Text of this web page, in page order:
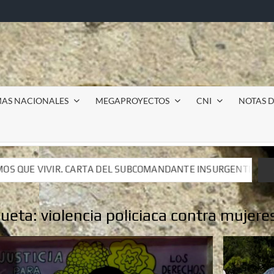
NACIONALES MEGAPROYECTOS CNI NOTAS
INSURGENTE MOISÉS A LUIS DE TAVIRA
INSURGENTE MOISÉS A LUIS DE TAVIRA
violencia policiaca contra